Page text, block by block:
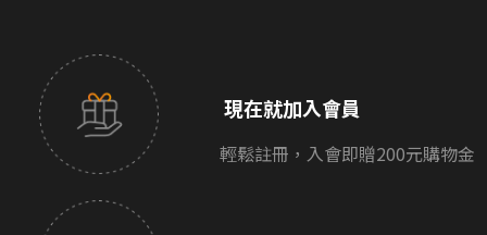
現在就加入會員
輕鬆註冊，入會即贈200元購物金